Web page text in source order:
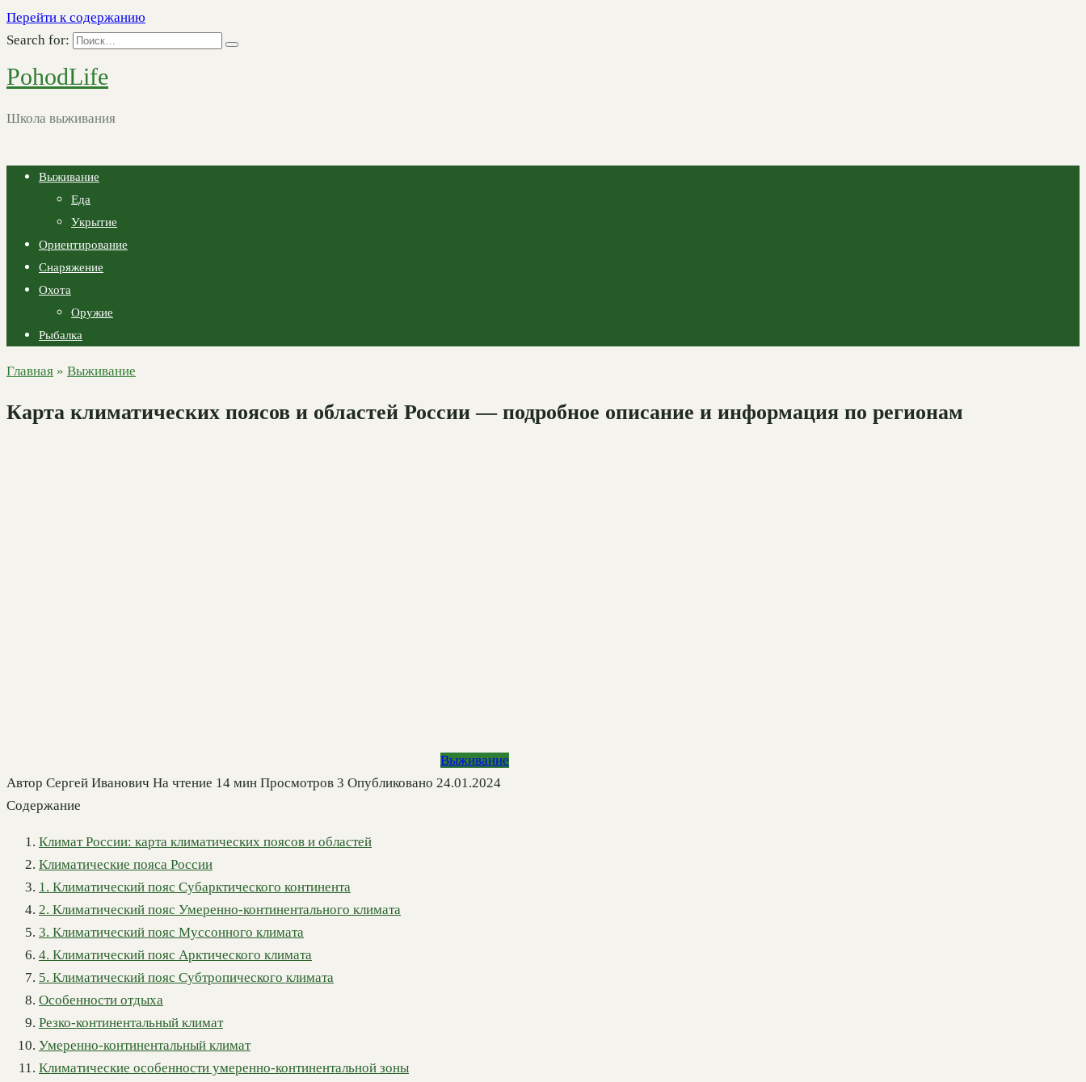
Перейти к содержанию
Search for:
PohodLife
Школа выживания
Выживание
Еда
Укрытие
Ориентирование
Снаряжение
Охота
Оружие
Рыбалка
Главная » Выживание
Карта климатических поясов и областей России — подробное описание и информация по регионам
Выживание
Автор Сергей Иванович На чтение 14 мин Просмотров 3 Опубликовано 24.01.2024
Содержание
Климат России: карта климатических поясов и областей
Климатические пояса России
1. Климатический пояс Субарктического континента
2. Климатический пояс Умеренно-континентального климата
3. Климатический пояс Муссонного климата
4. Климатический пояс Арктического климата
5. Климатический пояс Субтропического климата
Особенности отдыха
Резко-континентальный климат
Умеренно-континентальный климат
Климатические особенности умеренно-континентальной зоны